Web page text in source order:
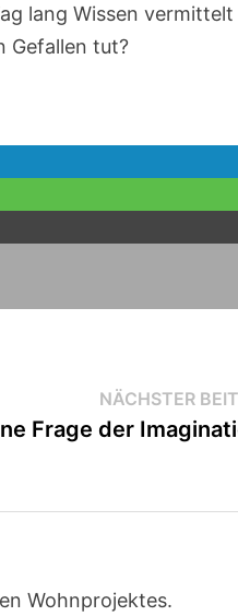
lang Wissen vermittelt
Gefallen tut?
NÄCHSTER
Frage der
Wohnprojektes.